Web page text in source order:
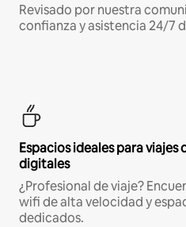
Revisado por nuestra
confianza y asistencia 24/7
Espacios ideales para
digitales
¿Profesional de viaje?
wifi de alta velocidad y
dedicados.